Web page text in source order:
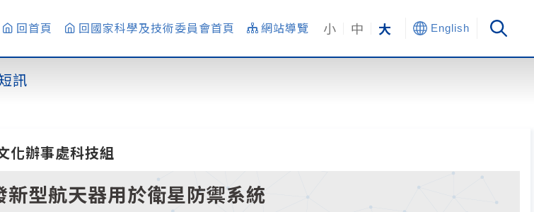
回首頁 回國家科學及技術委員會首頁 網站導覽 小 中 大 English
訊
化辦事處科技組
型航天器用於衛星防禦系統